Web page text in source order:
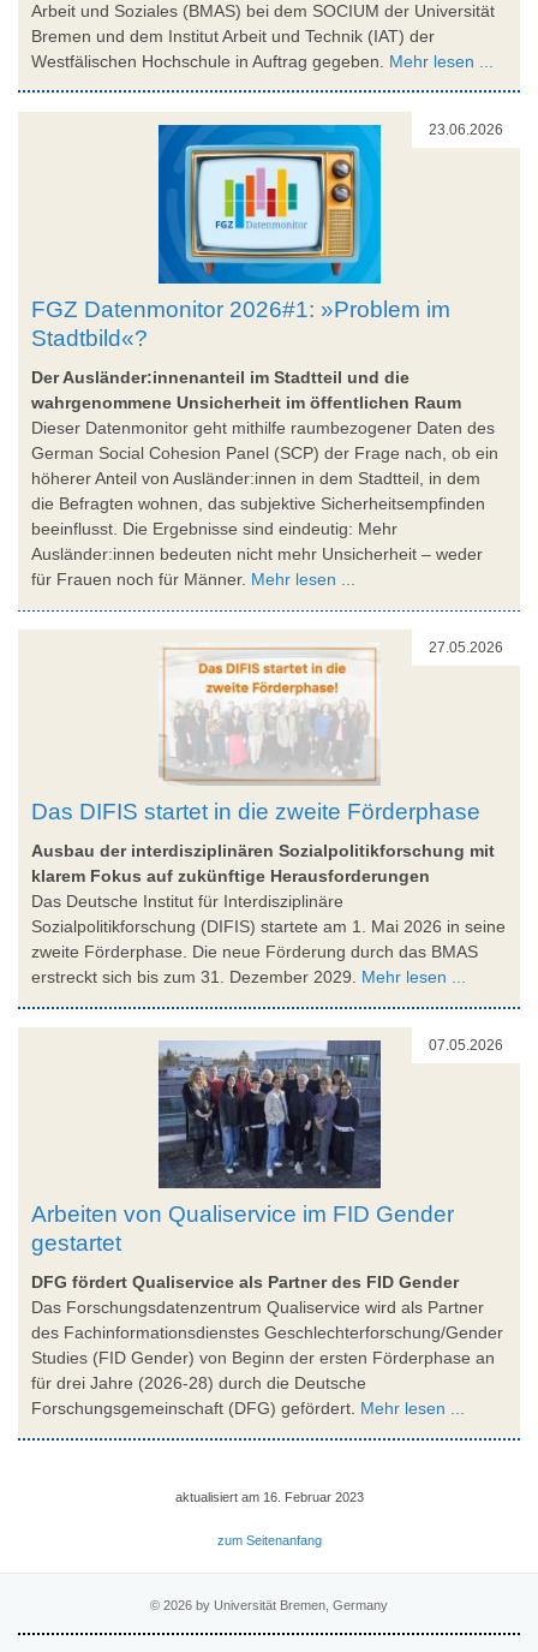
Arbeit und Soziales (BMAS) bei dem SOCIUM der Universität
Bremen und dem Institut Arbeit und Technik (IAT) der
Westfälischen Hochschule in Auftrag gegeben. Mehr lesen ...
23.06.2026
FGZ Datenmonitor 2026#1: »Problem im
Stadtbild«?
Der Ausländer:innenanteil im Stadtteil und die
wahrgenommene Unsicherheit im öffentlichen Raum
Dieser Datenmonitor geht mithilfe raumbezogener Daten des
German Social Cohesion Panel (SCP) der Frage nach, ob ein
höherer Anteil von Ausländer:innen in dem Stadtteil, in dem
die Befragten wohnen, das subjektive Sicherheitsempfinden
beeinflusst. Die Ergebnisse sind eindeutig: Mehr
Ausländer:innen bedeuten nicht mehr Unsicherheit – weder
für Frauen noch für Männer. Mehr lesen ...
27.05.2026
Das DIFIS startet in die zweite Förderphase
Ausbau der interdisziplinären Sozialpolitikforschung mit
klarem Fokus auf zukünftige Herausforderungen
Das Deutsche Institut für Interdisziplinäre
Sozialpolitikforschung (DIFIS) startete am 1. Mai 2026 in seine
zweite Förderphase. Die neue Förderung durch das BMAS
erstreckt sich bis zum 31. Dezember 2029. Mehr lesen ...
07.05.2026
Arbeiten von Qualiservice im FID Gender
gestartet
DFG fördert Qualiservice als Partner des FID Gender
Das Forschungsdatenzentrum Qualiservice wird als Partner
des Fachinformationsdienstes Geschlechterforschung/Gender
Studies (FID Gender) von Beginn der ersten Förderphase an
für drei Jahre (2026-28) durch die Deutsche
Forschungsgemeinschaft (DFG) gefördert. Mehr lesen ...
aktualisiert am 16. Februar 2023
zum Seitenanfang
© 2026 by Universität Bremen, Germany